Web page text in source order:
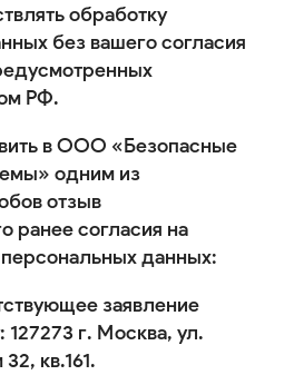
обработку
без вашего согласия
РФ.
в ООО «Безопасные
одним из
отзыв
ранее согласия на
данных:
заявление
127273 г. Москва, ул.
кв.161.